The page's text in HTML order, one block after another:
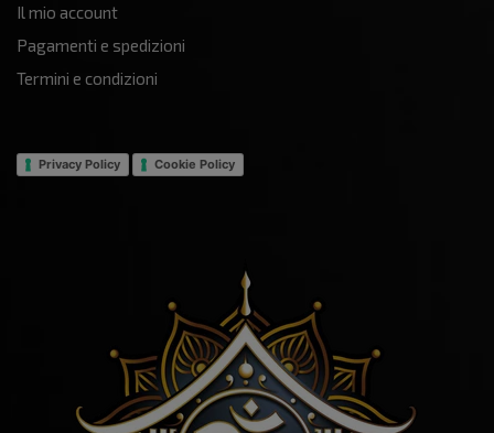
Il mio account
Pagamenti e spedizioni
Termini e condizioni
Privacy Policy Cookie Policy